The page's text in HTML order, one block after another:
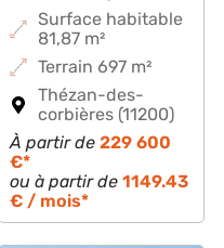
Surface habitable
81,87 m²
Terrain 697 m²
Thézan-des-
corbières (11200)
À partir de 229 600
€*
ou à partir de 1149.43
€ / mois*